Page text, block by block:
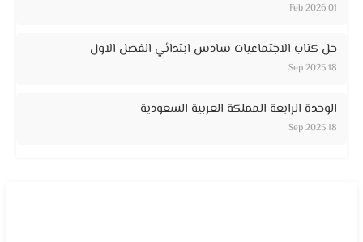
01 Feb 2026
حل كتاب الاجتماعيات سادس ابتدائي الفصل الاول
18 Sep 2025
الوحدة الرابعة المملكة العربية السعودية
18 Sep 2025